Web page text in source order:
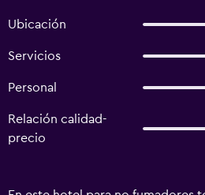
Ubicación
Servicios
Personal
Relación calidad-
precio